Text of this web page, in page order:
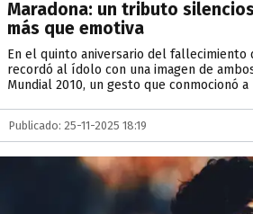
Maradona: un tributo
más que emotiva
En el quinto aniversario del fallecimiento
recordó al ídolo con una imagen de
Mundial 2010, un gesto que conmocionó
Publicado: 25-11-2025 18:19